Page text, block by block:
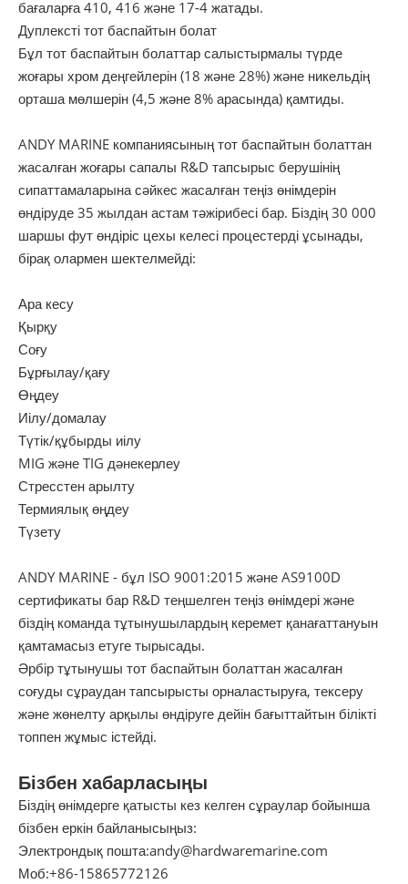
бағаларға 410, 416 және 17-4 жатады.
Дуплексті тот баспайтын болат
Бұл тот баспайтын болаттар салыстырмалы түрде
жоғары хром деңгейлерін (18 және 28%) және никельдің
орташа мөлшерін (4,5 және 8% арасында) қамтиды.
ANDY MARINE компаниясының тот баспайтын болаттан
жасалған жоғары сапалы R&D тапсырыс берушінің
сипаттамаларына сәйкес жасалған теңіз өнімдерін
өндіруде 35 жылдан астам тәжірибесі бар. Біздің 30 000
шаршы фут өндіріс цехы келесі процестерді ұсынады,
бірақ олармен шектелмейді:
Ара кесу
Қырқу
Соғу
Бұрғылау/қағу
Өңдеу
Иілу/домалау
Түтік/құбырды иілу
MIG және TIG дәнекерлеу
Стресстен арылту
Термиялық өңдеу
Түзету
ANDY MARINE - бұл ISO 9001:2015 және AS9100D
сертификаты бар R&D теңшелген теңіз өнімдері және
біздің команда тұтынушылардың керемет қанағаттануын
қамтамасыз етуге тырысады.
Әрбір тұтынушы тот баспайтын болаттан жасалған
соғуды сұраудан тапсырысты орналастыруға, тексеру
және жөнелту арқылы өндіруге дейін бағыттайтын білікті
топпен жұмыс істейді.
Бізбен хабарласыңы
Біздің өнімдерге қатысты кез келген сұраулар бойынша
бізбен еркін байланысыңыз:
Электрондық пошта:andy@hardwaremarine.com
Моб:+86-15865772126